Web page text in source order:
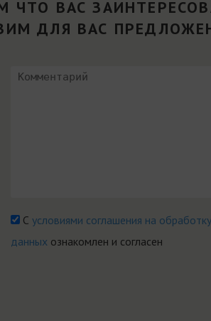
ЧТО ВАС
ДЛЯ ВАС
Сусловиями соглашения на
данных ознакомлен и согласен